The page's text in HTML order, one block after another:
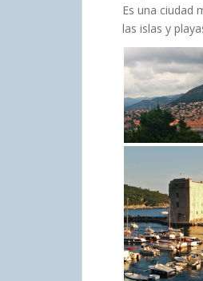
Es una ciudad
las islas y